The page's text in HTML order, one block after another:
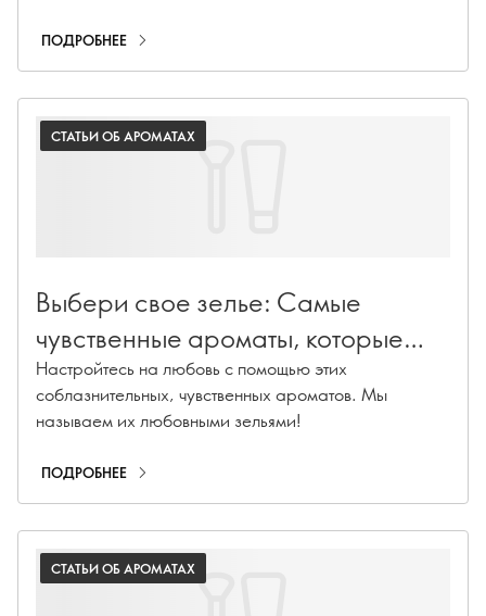
ПОДРОБНЕЕ
СТАТЬИ ОБ АРОМАТАХ
Выбери свое зелье: Самые
чувственные ароматы, которые
поднимают настроение
Настройтесь на любовь с помощью этих
соблазнительных, чувственных ароматов. Мы
называем их любовными зельями!
ПОДРОБНЕЕ
СТАТЬИ ОБ АРОМАТАХ